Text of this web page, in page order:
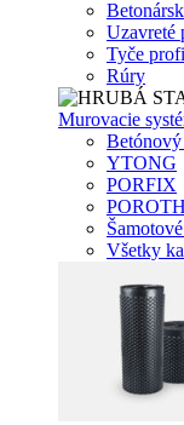
Uzavreté
Tyče
Rúry
Murovacie
Betónový
YTONG
PORFIX
Všetky